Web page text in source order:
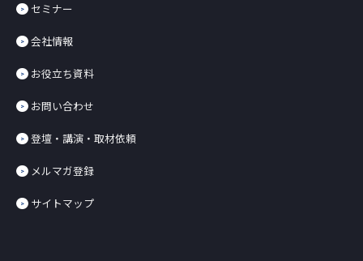
セミナー
会社情報
お役立ち資料
お問い合わせ
登壇・講演・取材依頼
メルマガ登録
サイトマップ